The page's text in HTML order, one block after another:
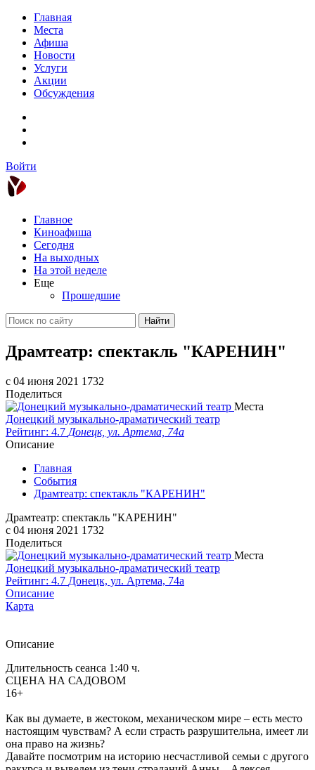
Главная
Места
Афиша
Новости
Услуги
Акции
Обсуждения
Войти
Главное
Киноафиша
Сегодня
На выходных
На этой неделе
Еще
Прошедшие
Найти
Драмтеатр: спектакль "КАРЕНИН"
c 04 июня 2021 1732
Поделиться
Места
Донецкий музыкально-драматический театр
Рейтинг: 4.7 Донецк, ул. Артема, 74а
Описание
Главная
События
Драмтеатр: спектакль "КАРЕНИН"
Драмтеатр: спектакль "КАРЕНИН"
c 04 июня 2021 1732
Поделиться
Места
Донецкий музыкально-драматический театр
Рейтинг: 4.7 Донецк, ул. Артема, 74а
Описание
Карта
Описание
Длительность сеанса 1:40 ч.
СЦЕНА НА САДОВОМ
16+
Как вы думаете, в жестоком, механическом мире – есть место
настоящим чувствам? А если страсть разрушительна, имеет ли
она право на жизнь?
Давайте посмотрим на историю несчастливой семьи с другого